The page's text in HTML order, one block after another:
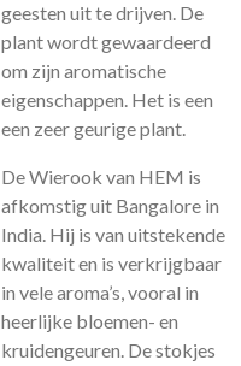
geesten uit te drijven. De
plant wordt gewaardeerd
om zijn aromatische
eigenschappen. Het is een
een zeer geurige plant.
De Wierook van HEM is
afkomstig uit Bangalore in
India. Hij is van uitstekende
kwaliteit en is verkrijgbaar
in vele aroma’s, vooral in
heerlijke bloemen- en
kruidengeuren. De stokjes